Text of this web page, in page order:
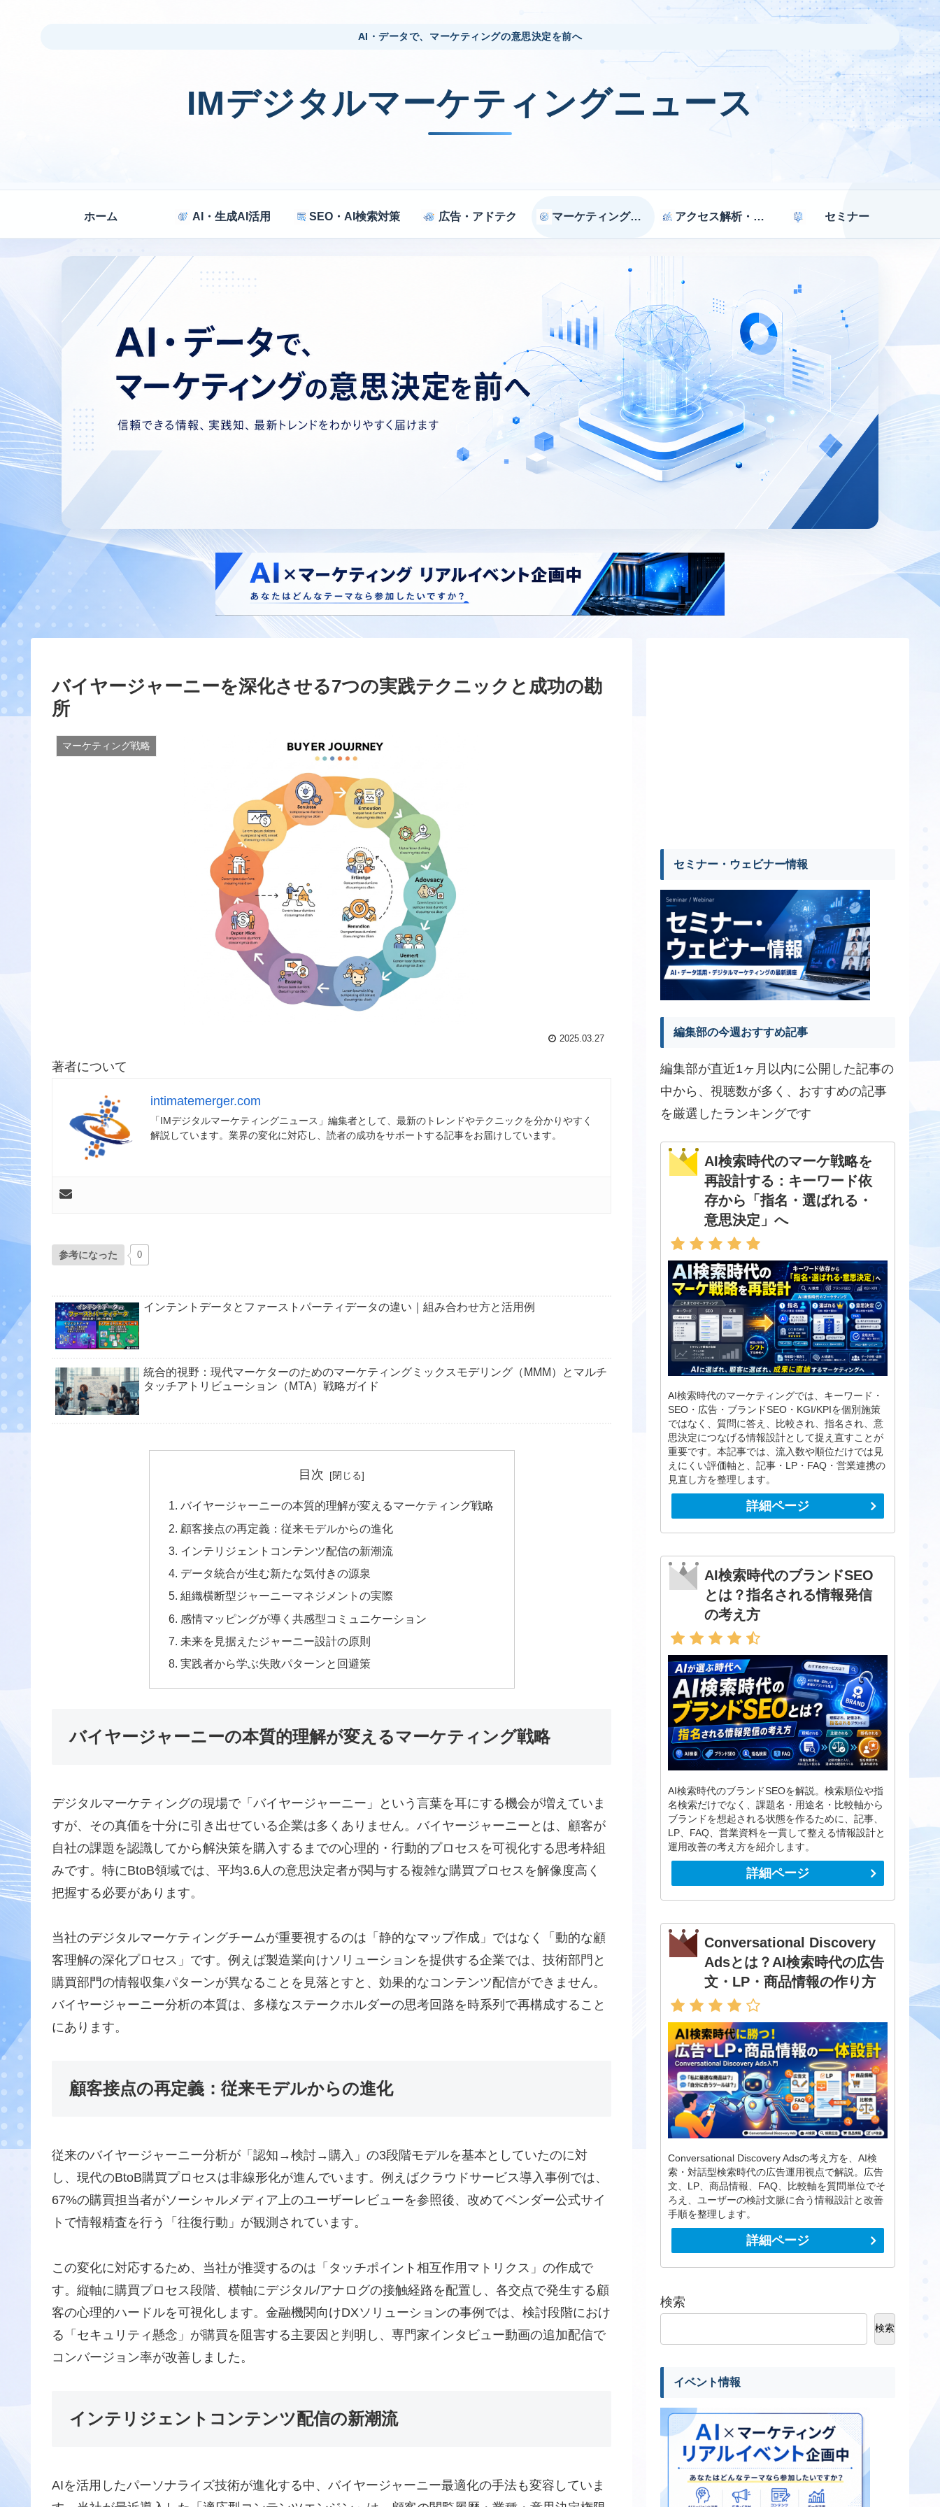
AI・データで、マーケティングの意思決定を前へ
IMデジタルマーケティングニュース
ホーム AI・生成AI活用 SEO・AI検索対策 広告・アドテク マーケティング戦略 アクセス解析・効果測定 セミナー
バイヤージャーニーを深化させる7つの実践テクニックと成功の勘
所
マーケティング戦略
2025.03.27
著者について
intimatemerger.com
「IMデジタルマーケティングニュース」編集者として、最新のトレンドやテクニックを分かりやすく
解説しています。業界の変化に対応し、読者の成功をサポートする記事をお届けしています。
参考になった 0
インテントデータとファーストパーティデータの違い｜組み合わせ方と活用例
統合的視野：現代マーケターのためのマーケティングミックスモデリング（MMM）とマルチ
タッチアトリビューション（MTA）戦略ガイド
目次
バイヤージャーニーの本質的理解が変えるマーケティング戦略
顧客接点の再定義：従来モデルからの進化
インテリジェントコンテンツ配信の新潮流
データ統合が生む新たな気付きの源泉
組織横断型ジャーニーマネジメントの実際
感情マッピングが導く共感型コミュニケーション
未来を見据えたジャーニー設計の原則
実践者から学ぶ失敗パターンと回避策
バイヤージャーニーの本質的理解が変えるマーケティング戦略
デジタルマーケティングの現場で「バイヤージャーニー」という言葉を耳にする機会が増えていま
すが、その真価を十分に引き出せている企業は多くありません。バイヤージャーニーとは、顧客が
自社の課題を認識してから解決策を購入するまでの心理的・行動的プロセスを可視化する思考枠組
みです。特にBtoB領域では、平均3.6人の意思決定者が関与する複雑な購買プロセスを解像度高く
把握する必要があります。
当社のデジタルマーケティングチームが重要視するのは「静的なマップ作成」ではなく「動的な顧
客理解の深化プロセス」です。例えば製造業向けソリューションを提供する企業では、技術部門と
購買部門の情報収集パターンが異なることを見落とすと、効果的なコンテンツ配信ができません。
バイヤージャーニー分析の本質は、多様なステークホルダーの思考回路を時系列で再構成すること
にあります。
顧客接点の再定義：従来モデルからの進化
従来のバイヤージャーニー分析が「認知→検討→購入」の3段階モデルを基本としていたのに対
し、現代のBtoB購買プロセスは非線形化が進んでいます。例えばクラウドサービス導入事例では、
67%の購買担当者がソーシャルメディア上のユーザーレビューを参照後、改めてベンダー公式サイ
トで情報精査を行う「往復行動」が観測されています。
この変化に対応するため、当社が推奨するのは「タッチポイント相互作用マトリクス」の作成で
す。縦軸に購買プロセス段階、横軸にデジタル/アナログの接触経路を配置し、各交点で発生する顧
客の心理的ハードルを可視化します。金融機関向けDXソリューションの事例では、検討段階におけ
る「セキュリティ懸念」が購買を阻害する主要因と判明し、専門家インタビュー動画の追加配信で
コンバージョン率が改善しました。
インテリジェントコンテンツ配信の新潮流
AIを活用したパーソナライズ技術が進化する中、バイヤージャーニー最適化の手法も変容していま
セミナー・ウェビナー情報
編集部の今週おすすめ記事
編集部が直近1ヶ月以内に公開した記事の
中から、視聴数が多く、おすすめの記事
を厳選したランキングです
AI検索時代のマーケ戦略を
再設計する：キーワード依
存から「指名・選ばれる・
意思決定」へ
AI検索時代のマーケティングでは、キーワード・
SEO・広告・ブランドSEO・KGI/KPIを個別施策
ではなく、質問に答え、比較され、指名され、意
思決定につなげる情報設計として捉え直すことが
重要です。本記事では、流入数や順位だけでは見
えにくい評価軸と、記事・LP・FAQ・営業連携の
見直し方を整理します。
詳細ページ
AI検索時代のブランドSEO
とは？指名される情報発信
の考え方
AI検索時代のブランドSEOを解説。検索順位や指
名検索だけでなく、課題名・用途名・比較軸から
ブランドを想起される状態を作るために、記事、
LP、FAQ、営業資料を一貫して整える情報設計と
運用改善の考え方を紹介します。
詳細ページ
Conversational Discovery
Adsとは？AI検索時代の広告
文・LP・商品情報の作り方
Conversational Discovery Adsの考え方を、AI検
索・対話型検索時代の広告運用視点で解説。広告
文、LP、商品情報、FAQ、比較軸を質問単位でそ
ろえ、ユーザーの検討文脈に合う情報設計と改善
手順を整理します。
詳細ページ
検索
検索
イベント情報